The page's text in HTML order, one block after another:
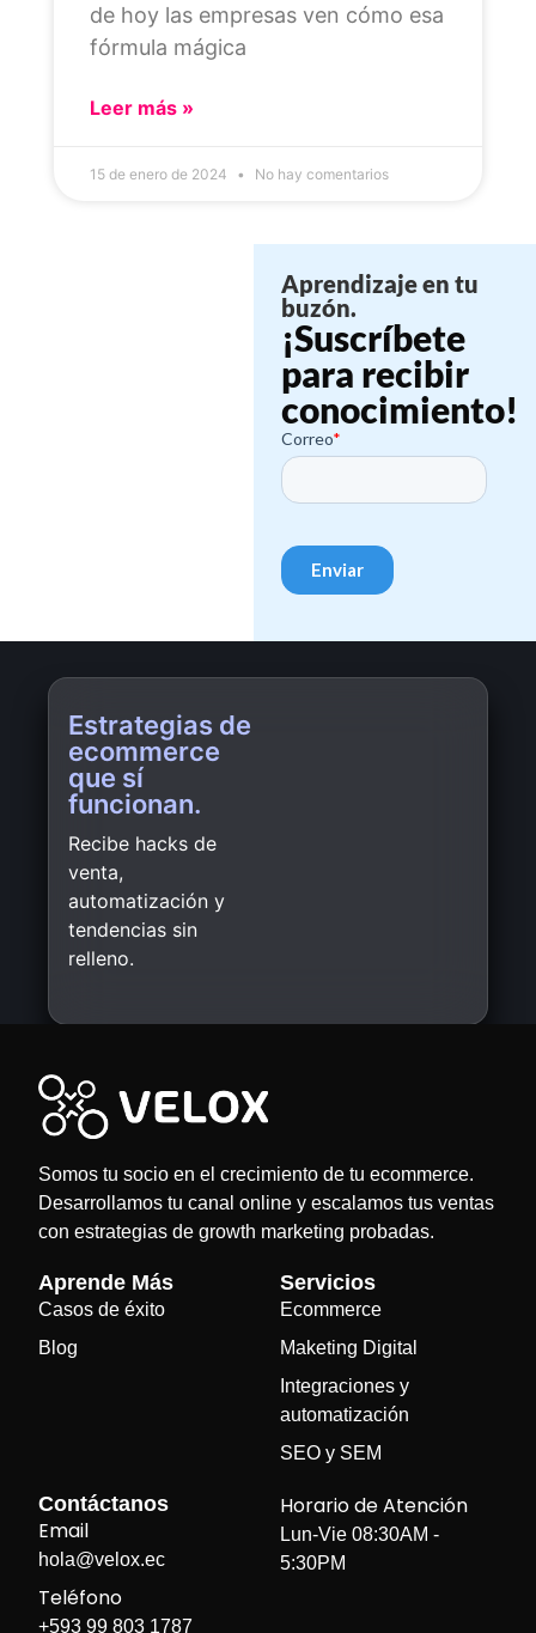
de hoy las empresas ven cómo esa
fórmula mágica
Leer más »
15 de enero de 2024 No hay comentarios
Aprendizaje en tu
buzón.
¡Suscríbete
para recibir
conocimiento!
Estrategias de
ecommerce
que sí
funcionan.
Recibe hacks de
venta,
automatización y
tendencias sin
relleno.
Somos tu socio en el crecimiento de tu ecommerce.
Desarrollamos tu canal online y escalamos tus ventas
con estrategias de growth marketing probadas.
Aprende Más
Casos de éxito
Blog
Servicios
Ecommerce
Maketing Digital
Integraciones y
automatización
SEO y SEM
Contáctanos
Email
hola@velox.ec
Teléfono
+593 99 803 1787
Horario de Atención
Lun-Vie 08:30AM -
5:30PM